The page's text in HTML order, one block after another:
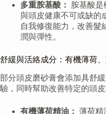
多重胺基酸：
胺基酸
與頭皮健康不可或缺的
自我修復能力，改善髮
潤與彈性。
舒緩與活絡成分：有機薄荷
部分頭皮磨砂膏會添加具舒
驗，同時幫助改善特定的頭皮
有機薄荷精油： 薄荷精